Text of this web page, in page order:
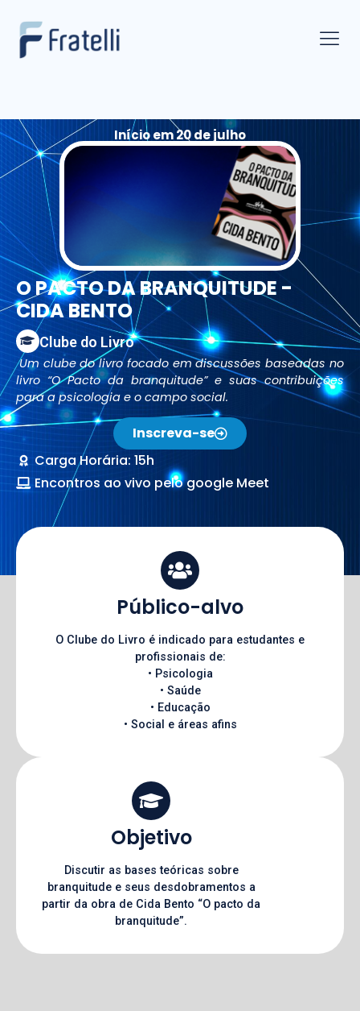
O PACTO DA BRANQUITUDE -
CIDA BENTO
Clube do Livro
Um clube do livro focado em discussões baseadas no
livro “O Pacto da branquitude” e suas contribuições
para a psicologia e o campo social.
Inscreva-se
Carga Horária: 15h
Encontros ao vivo pelo google Meet
Início em 20 de julho
Público-alvo
O Clube do Livro é indicado para estudantes e
profissionais de:
• Psicologia
• Saúde
• Educação
• Social e áreas afins
Objetivo
Discutir as bases teóricas sobre
branquitude e seus desdobramentos a
partir da obra de Cida Bento “O pacto da
branquitude”.